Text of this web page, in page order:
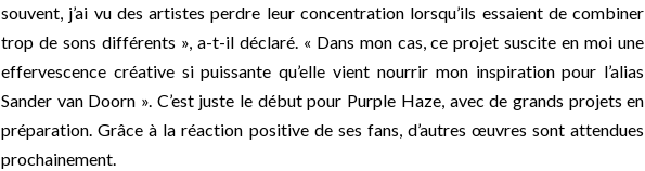
souvent, j’ai vu des artistes perdre leur concentration lorsqu’ils essaient de combiner
trop de sons différents », a-t-il déclaré. « Dans mon cas, ce projet suscite en moi une
effervescence créative si puissante qu’elle vient nourrir mon inspiration pour l’alias
Sander van Doorn ». C’est juste le début pour Purple Haze, avec de grands projets en
préparation. Grâce à la réaction positive de ses fans, d’autres œuvres sont attendues
prochainement.